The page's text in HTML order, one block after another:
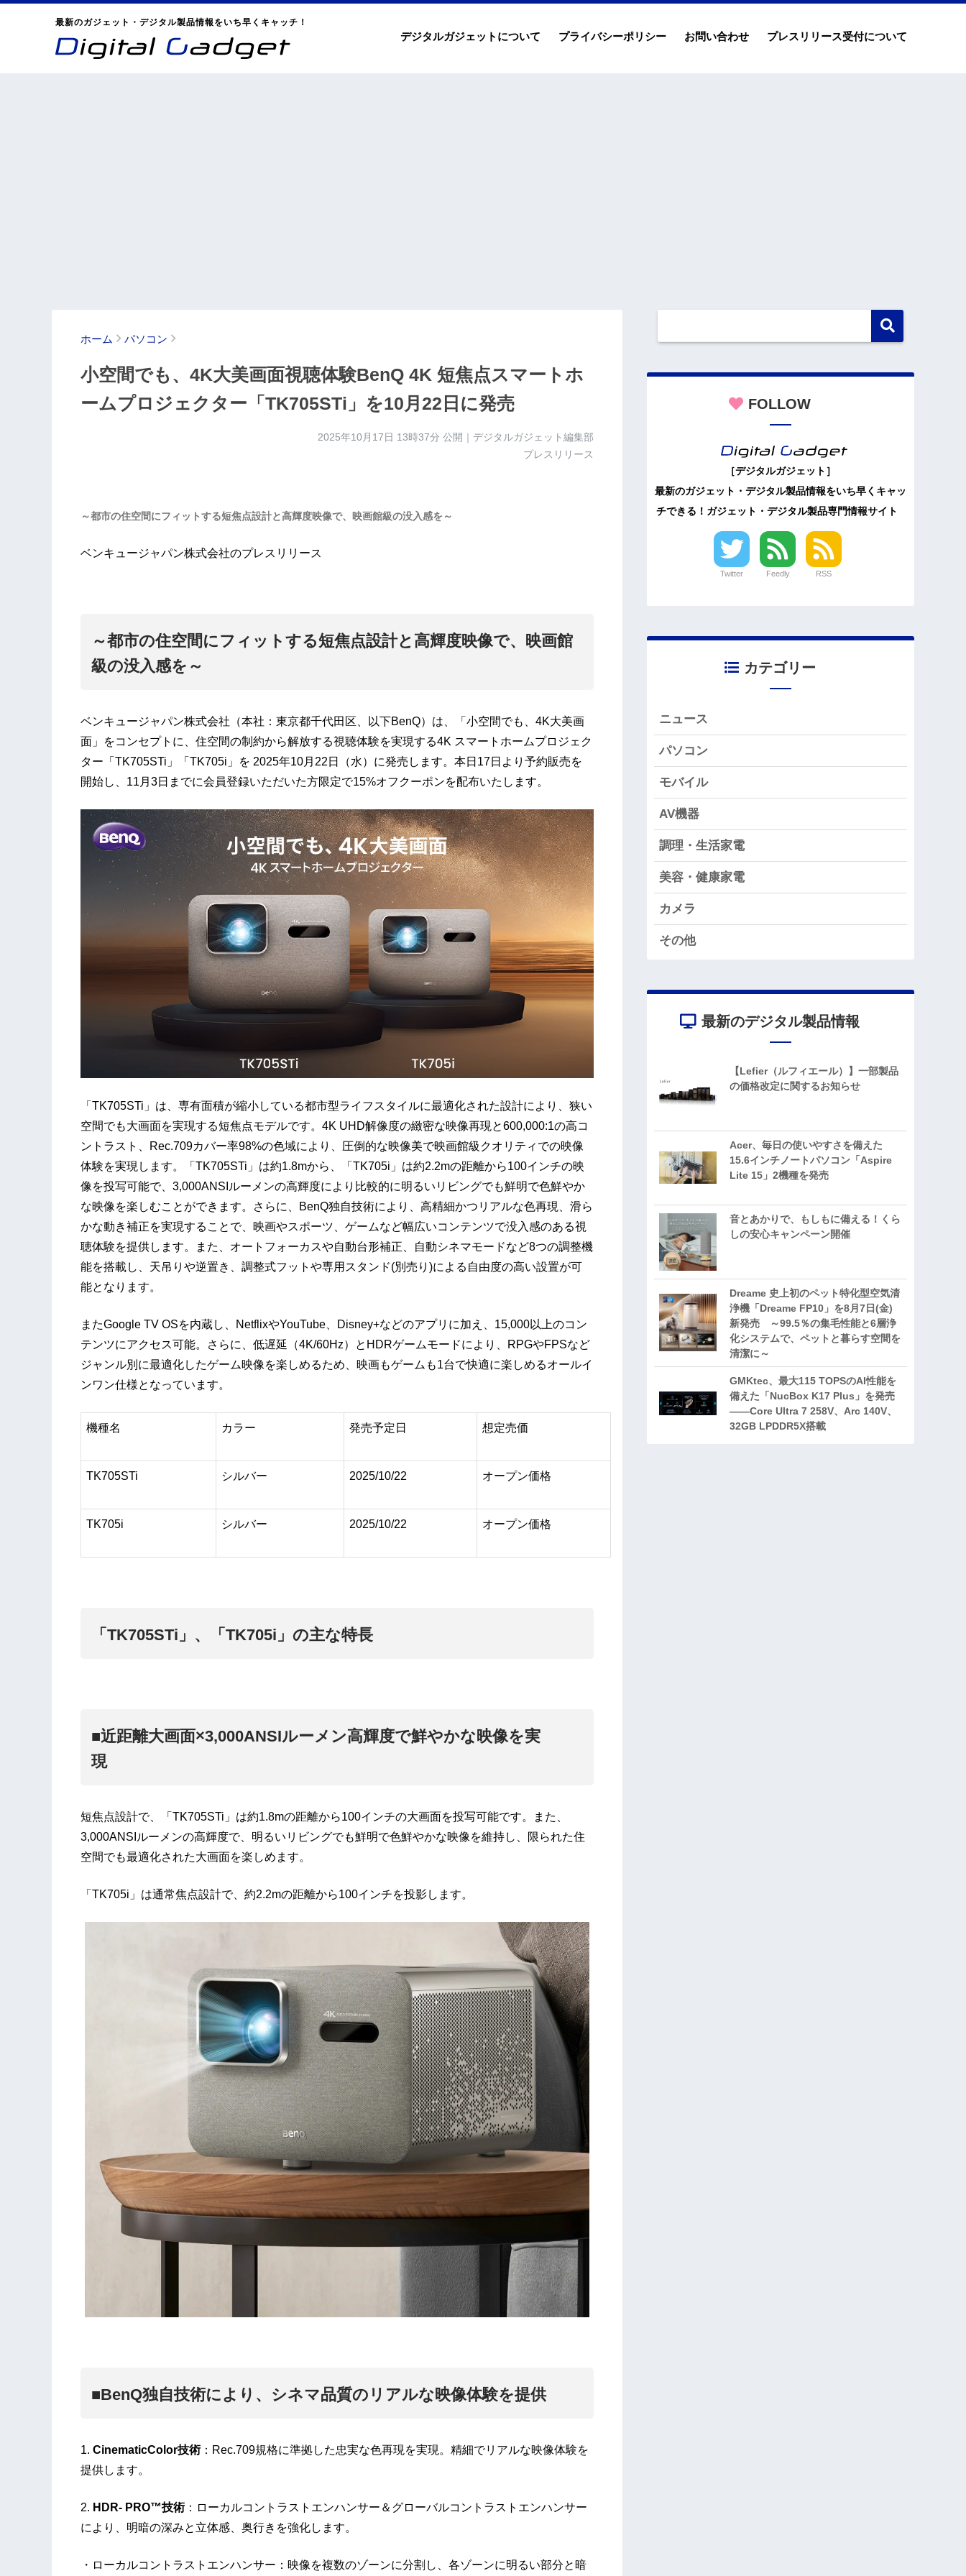
最新のガジェット・デジタル製品情報をいち早くキャッチ！
デジタルガジェットについて プライバシーポリシー お問い合わせ プレスリリース受付について
ホーム パソコン
小空間でも、4K大美画面視聴体験BenQ 4K 短焦点スマートホ
ームプロジェクター「TK705STi」を10月22日に発売
2025年10月17日 13時37分 公開｜デジタルガジェット編集部
プレスリリース
～都市の住空間にフィットする短焦点設計と高輝度映像で、映画館級の没入感を～
ベンキュージャパン株式会社のプレスリリース
～都市の住空間にフィットする短焦点設計と高輝度映像で、映画館
級の没入感を～
ベンキュージャパン株式会社（本社：東京都千代田区、以下BenQ）は、「小空間でも、4K大美画
面」をコンセプトに、住空間の制約から解放する視聴体験を実現する4K スマートホームプロジェク
ター「TK705STi」「TK705i」を 2025年10月22日（水）に発売します。本日17日より予約販売を
開始し、11月3日までに会員登録いただいた方限定で15%オフクーポンを配布いたします。
「TK705STi」は、専有面積が縮小している都市型ライフスタイルに最適化された設計により、狭い
空間でも大画面を実現する短焦点モデルです。4K UHD解像度の緻密な映像再現と600,000:1の高コ
ントラスト、Rec.709カバー率98%の色域により、圧倒的な映像美で映画館級クオリティでの映像
体験を実現します。「TK705STi」は約1.8mから、「TK705i」は約2.2mの距離から100インチの映
像を投写可能で、3,000ANSIルーメンの高輝度により比較的に明るいリビングでも鮮明で色鮮やか
な映像を楽しむことができます。さらに、BenQ独自技術により、高精細かつリアルな色再現、滑ら
かな動き補正を実現することで、映画やスポーツ、ゲームなど幅広いコンテンツで没入感のある視
聴体験を提供します。また、オートフォーカスや自動台形補正、自動シネマモードなど8つの調整機
能を搭載し、天吊りや逆置き、調整式フットや専用スタンド(別売り)による自由度の高い設置が可
能となります。
またGoogle TV OSを内蔵し、NetflixやYouTube、Disney+などのアプリに加え、15,000以上のコン
テンツにアクセス可能。さらに、低遅延（4K/60Hz）とHDRゲームモードにより、RPGやFPSなど
ジャンル別に最適化したゲーム映像を楽しめるため、映画もゲームも1台で快適に楽しめるオールイ
ンワン仕様となっています。
機種名 カラー 発売予定日 想定売価
TK705STi シルバー 2025/10/22 オープン価格
TK705i シルバー 2025/10/22 オープン価格
「TK705STi」、「TK705i」の主な特長
■近距離大画面×3,000ANSIルーメン高輝度で鮮やかな映像を実
現
短焦点設計で、「TK705STi」は約1.8mの距離から100インチの大画面を投写可能です。また、
3,000ANSIルーメンの高輝度で、明るいリビングでも鮮明で色鮮やかな映像を維持し、限られた住
空間でも最適化された大画面を楽しめます。
「TK705i」は通常焦点設計で、約2.2mの距離から100インチを投影します。
■BenQ独自技術により、シネマ品質のリアルな映像体験を提供
1. CinematicColor技術：Rec.709規格に準拠した忠実な色再現を実現。精細でリアルな映像体験を
提供します。
2. HDR- PRO™技術：ローカルコントラストエンハンサー＆グローバルコントラストエンハンサー
により、明暗の深みと立体感、奥行きを強化します。
・ローカルコントラストエンハンサー：映像を複数のゾーンに分割し、各ゾーンに明るい部分と暗
FOLLOW
［デジタルガジェット］
最新のガジェット・デジタル製品情報をいち早くキャッ
チできる！ガジェット・デジタル製品専門情報サイト
Twitter Feedly RSS
カテゴリー
ニュース
パソコン
モバイル
AV機器
調理・生活家電
美容・健康家電
カメラ
その他
最新のデジタル製品情報
【Lefier（ルフィエール）】一部製品
の価格改定に関するお知らせ
Acer、毎日の使いやすさを備えた
15.6インチノートパソコン「Aspire
Lite 15」2機種を発売
音とあかりで、もしもに備える！くら
しの安心キャンペーン開催
Dreame 史上初のペット特化型空気清
浄機「Dreame FP10」を8月7日(金)
新発売 ～99.5％の集毛性能と6層浄
化システムで、ペットと暮らす空間を
清潔に～
GMKtec、最大115 TOPSのAI性能を
備えた「NucBox K17 Plus」を発売
――Core Ultra 7 258V、Arc 140V、
32GB LPDDR5X搭載